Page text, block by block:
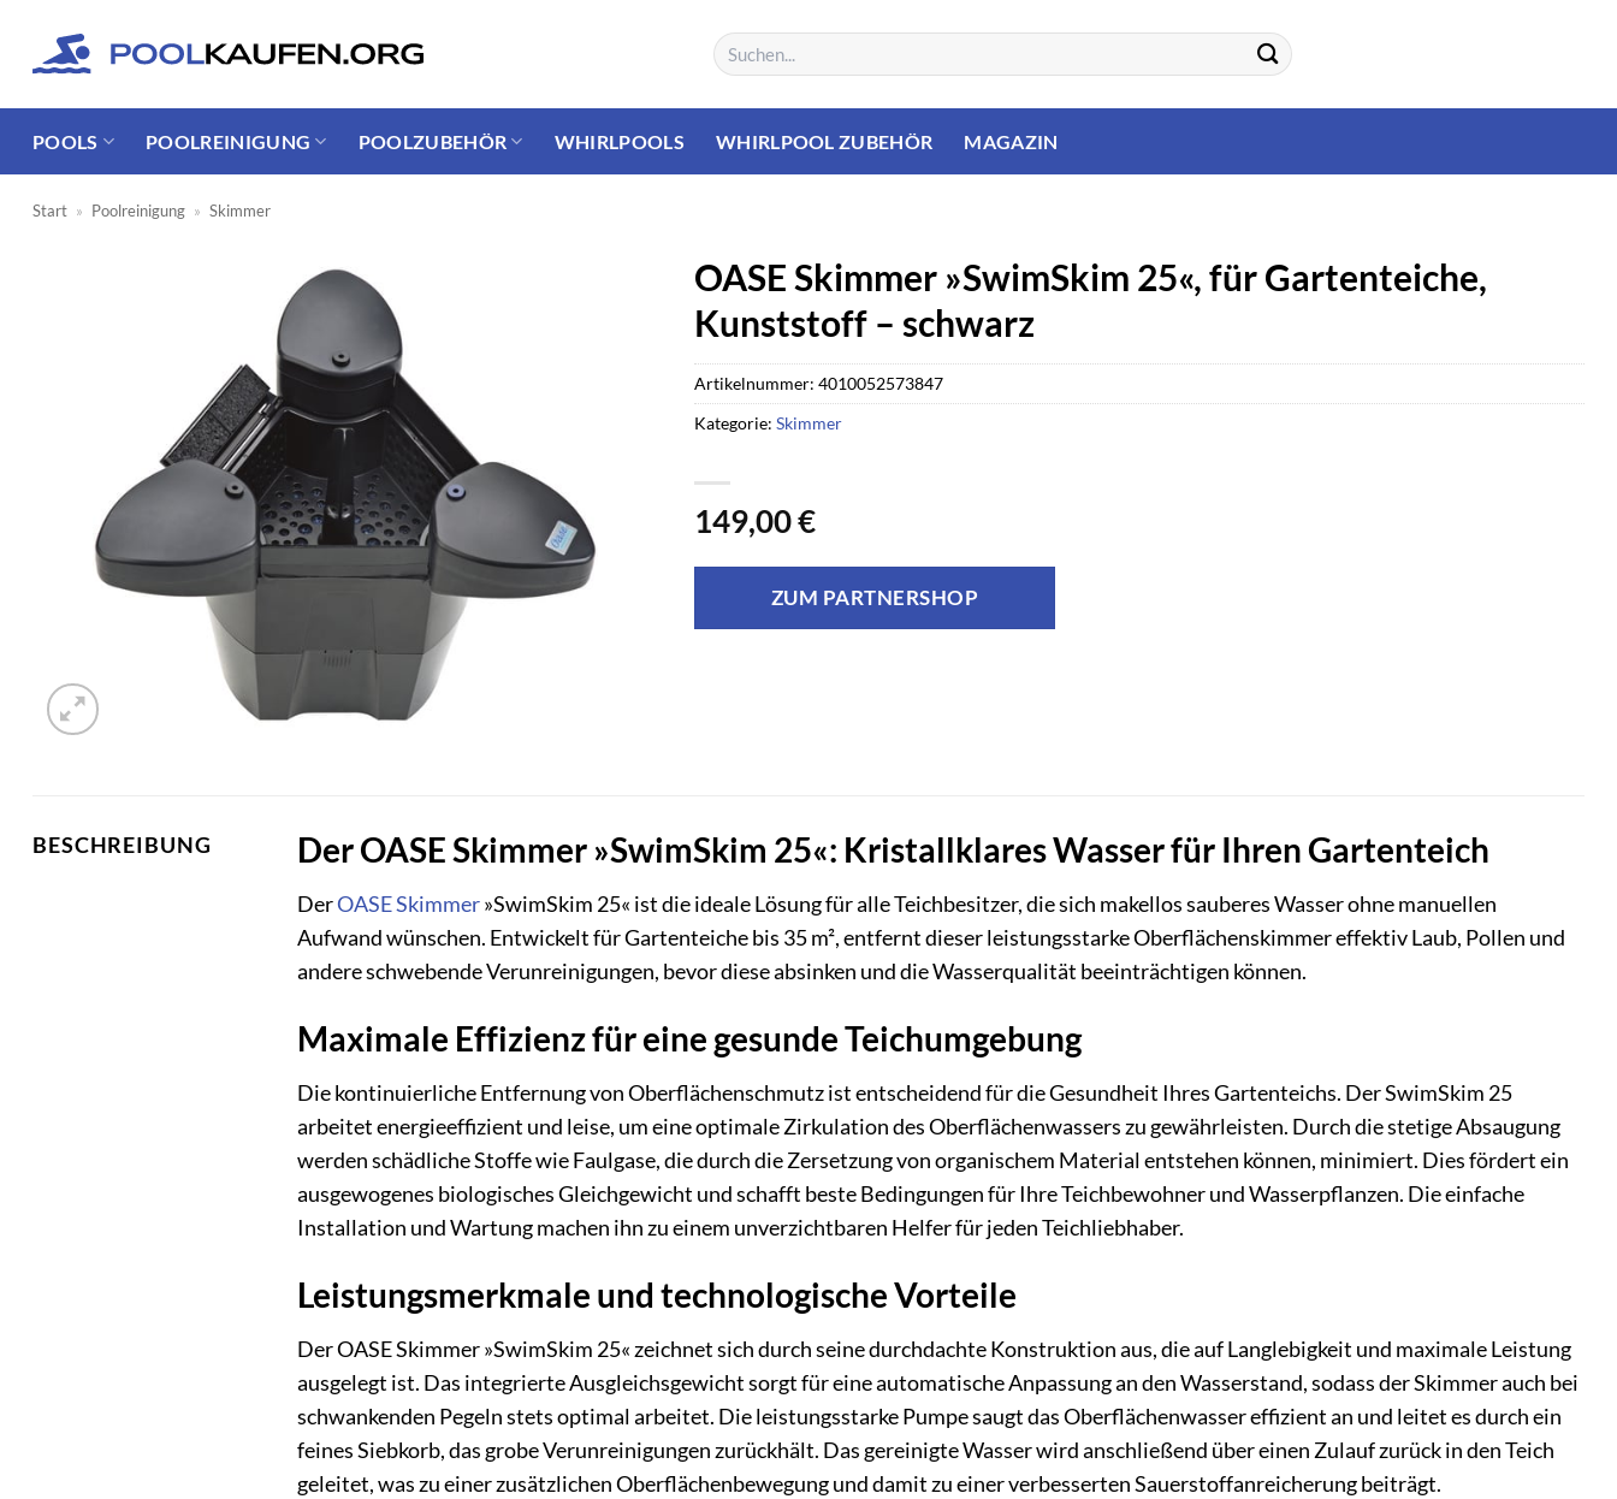
springen
Suchen
nach:
POOLS POOLREINIGUNG POOLZUBEHÖR WHIRLPOOLS WHIRLPOOL ZUBEHÖR MAGAZIN
Start » Poolreinigung » Skimmer
OASE Skimmer »SwimSkim 25«, für Gartenteiche,
Kunststoff – schwarz
149,00€
ZUM PARTNERSHOP
Artikelnummer: 4010052573847
Kategorie: Skimmer
BESCHREIBUNG Der OASE Skimmer »SwimSkim 25«: Kristallklares Wasser für Ihren Gartenteich
DerOASESkimmer»SwimSkim 25« ist die ideale Lösung für alle Teichbesitzer, die sich makellos sauberes Wasser ohne manuellen
Aufwand wünschen. Entwickelt für Gartenteiche bis 35 m², entfernt dieser leistungsstarke Oberflächenskimmer effektiv Laub, Pollen und
andere schwebende Verunreinigungen, bevor diese absinken und die Wasserqualität beeinträchtigen können.
Maximale Effizienz für eine gesunde Teichumgebung
Die kontinuierliche Entfernung von Oberflächenschmutz ist entscheidend für die Gesundheit Ihres Gartenteichs. Der SwimSkim 25
arbeitet energieeffizient und leise, um eine optimale Zirkulation des Oberflächenwassers zu gewährleisten. Durch die stetige Absaugung
werden schädliche Stoffe wie Faulgase, die durch die Zersetzung von organischem Material entstehen können, minimiert. Dies fördert ein
ausgewogenes biologisches Gleichgewicht und schafft beste Bedingungen für Ihre Teichbewohner und Wasserpflanzen. Die einfache
Installation und Wartung machen ihn zu einem unverzichtbaren Helfer für jeden Teichliebhaber.
Leistungsmerkmale und technologische Vorteile
Der OASE Skimmer »SwimSkim 25« zeichnet sich durch seine durchdachte Konstruktion aus, die auf Langlebigkeit und maximale Leistung
ausgelegt ist. Das integrierte Ausgleichsgewicht sorgt für eine automatische Anpassung an den Wasserstand, sodass der Skimmer auch bei
schwankenden Pegeln stets optimal arbeitet. Die leistungsstarke Pumpe saugt das Oberflächenwasser effizient an und leitet es durch ein
feines Siebkorb, das grobe Verunreinigungen zurückhält. Das gereinigte Wasser wird anschließend über einen Zulauf zurück in den Teich
geleitet, was zu einer zusätzlichen Oberflächenbewegung und damit zu einer verbesserten Sauerstoffanreicherung beiträgt.